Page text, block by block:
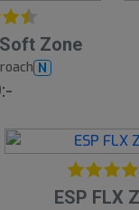
Zone
N
ESP FLX